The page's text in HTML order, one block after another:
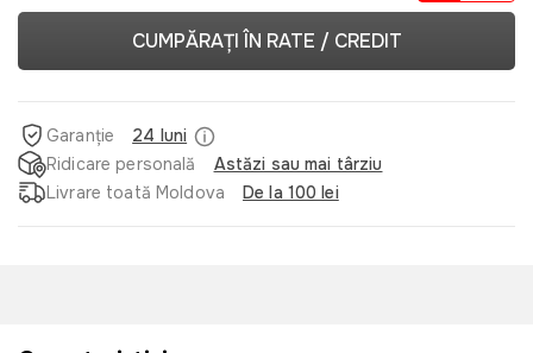
CUMPĂRAȚI ÎN RATE / CREDIT
Garanție
24 luni
Ridicare personală
Astăzi sau mai târziu
Livrare toată Moldova
De la 100 lei